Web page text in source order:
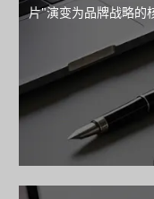
片"演变为品牌战略的
的关键载体。本方案
内容营销、线索转化
网站不仅是技术的